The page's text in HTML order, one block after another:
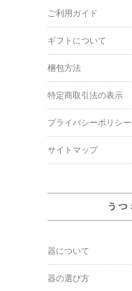
ご利用ガイド
ギフトについて
梱包方法
特定商取引法の表示
プライバシーポリシー
サイトマップ
器について
器の選び方